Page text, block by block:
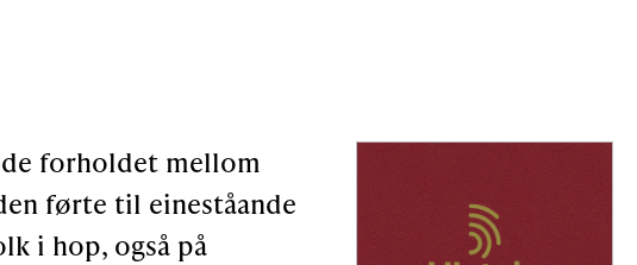
forholdet mellom
førte til eineståande
i hop, også på